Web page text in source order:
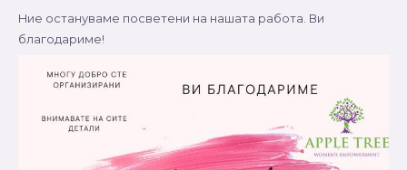
Ние остануваме посветени на нашата работа. Ви
благодариме!